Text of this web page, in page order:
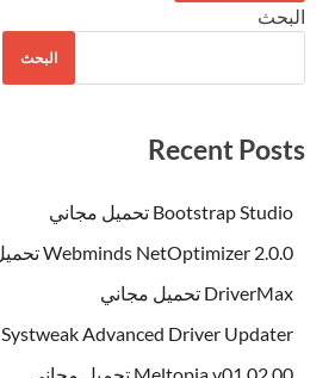
البحث
البحث
Recent Posts
Bootstrap Studio تحميل مجاني
Webminds NetOptimizer 2.0.0 تحميل مجاني
DriverMax تحميل مجاني
Systweak Advanced Driver Updater تحميل مجاني